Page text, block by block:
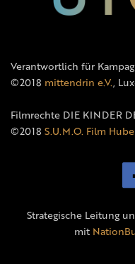
Verantwortlich für
©2018 mittendrin e.V.,
Filmrechte DIE KINDER
©2018 S.U.M.O. Film
Strategische Leitung
mit